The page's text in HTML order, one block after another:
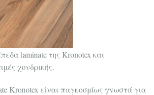
laminate της Kronotex και
χονδρικής.
Kronotex είναι παγκοσμίως γνωστά για